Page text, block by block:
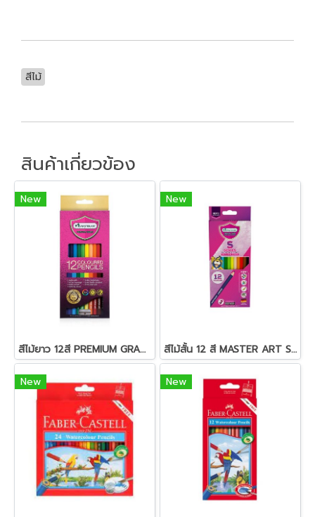
สีไม้
สินค้าเกี่ยวข้อง
New
สีไม้ยาว 12สี PREMIUM GRADE MASTER-ART
New
สีไม้สั้น 12 สี MASTER ART S-SERIES
New New